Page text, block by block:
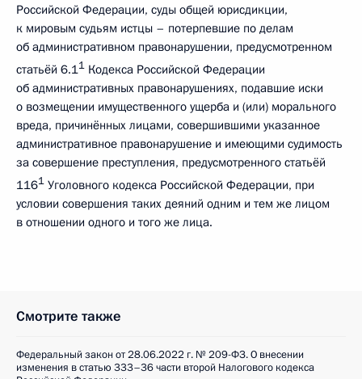
Российской Федерации, суды общей юрисдикции,
к мировым судьям истцы – потерпевшие по делам
об административном правонарушении, предусмотренном
статьёй 6.11 Кодекса Российской Федерации
об административных правонарушениях, подавшие иски
о возмещении имущественного ущерба и (или) морального
вреда, причинённых лицами, совершившими указанное
административное правонарушение и имеющими судимость
за совершение преступления, предусмотренного статьёй
1161 Уголовного кодекса Российской Федерации, при
условии совершения таких деяний одним и тем же лицом
в отношении одного и того же лица.
Смотрите также
Федеральный закон от 28.06.2022 г. № 209-ФЗ. О внесении
изменения в статью 333–36 части второй Налогового кодекса